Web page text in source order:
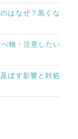
はなぜ？黒くな
物・注意したい
ぼす影響と対処